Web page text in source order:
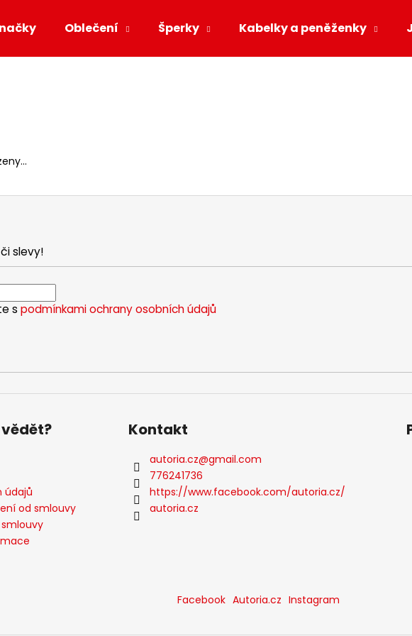
Oblečení Šperky Kabelky a peněženky
Doporučujeme
slevy!
s podmínkami ochrany osobních údajů
údajů
od smlouvy
Kontakt
autoria.cz@gmail.com
776241736
https://www.facebook.com/autoria.cz/
autoria.cz
Facebook Autoria.cz Instagram